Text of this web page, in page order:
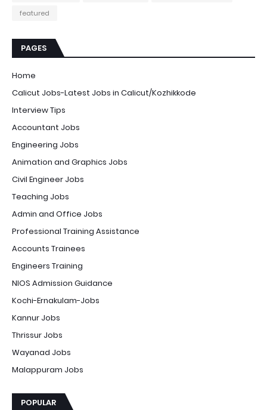
featured
PAGES
Home
Calicut Jobs-Latest Jobs in Calicut/Kozhikkode
Interview Tips
Accountant Jobs
Engineering Jobs
Animation and Graphics Jobs
Civil Engineer Jobs
Teaching Jobs
Admin and Office Jobs
Professional Training Assistance
Accounts Trainees
Engineers Training
NIOS Admission Guidance
Kochi-Ernakulam-Jobs
Kannur Jobs
Thrissur Jobs
Wayanad Jobs
Malappuram Jobs
POPULAR